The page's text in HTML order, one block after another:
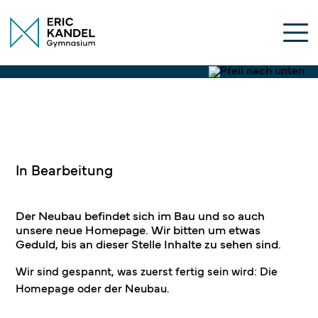
In Bearbeitung
Der Neubau befindet sich im Bau und so auch
unsere neue Homepage. Wir bitten um etwas
Geduld, bis an dieser Stelle Inhalte zu sehen sind.
Wir sind gespannt, was zuerst fertig sein wird: Die
Homepage oder der Neubau.